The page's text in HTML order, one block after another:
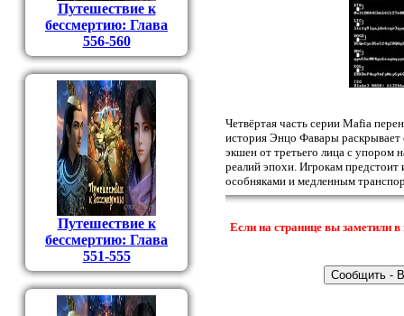
Путешествие к
бессмертию: Глава
556-560
Путешествие к
бессмертию: Глава
551-555
Четвёртая часть серии Mafia
история Энцо Фавары раскрывает
экшен от третьего лица с упором
реалий эпохи. Игрокам
особняками и медленным
Если на странице вы заметили в